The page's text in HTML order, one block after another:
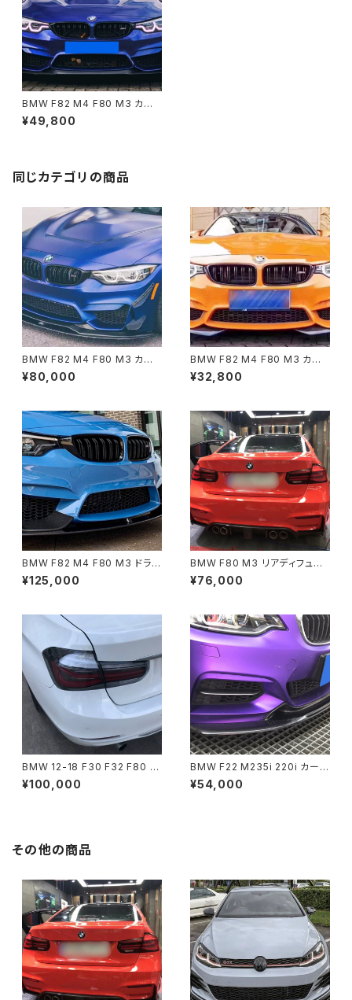
BMW F82 M4 F80 M3 カー
ボン フロントリップ CSスタイル
¥49,800
同じカテゴリの商品
BMW F82 M4 F80 M3 カー
ボン フロントリップ 2段リップ
¥80,000
BMW F82 M4 F80 M3 カー
ボン フロントリップ ACスタイル
AC Schnitzer Style
¥32,800
BMW F82 M4 F80 M3 ドライ
カーボン フロントリップ M per
formance スタイル
¥125,000
BMW F80 M3 リアディフュー
ザー
¥76,000
BMW 12-18 F30 F32 F80 3
20i 325d 328i 330i 335i 3
40i M3 ブラックライン テール
¥100,000
BMW F22 M235i 220i カーボ
ン フロントリップ タイプ1
¥54,000
その他の商品